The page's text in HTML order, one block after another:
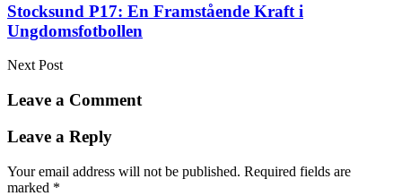
Stocksund P17: En Framstående Kraft i
Ungdomsfotbollen
Next Post
Leave a Comment
Leave a Reply
Your email address will not be published. Required fields are
marked *